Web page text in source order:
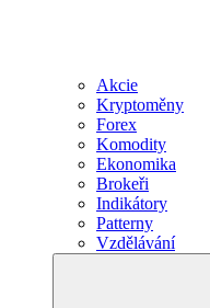
Akcie
Kryptoměny
Forex
Komodity
Ekonomika
Brokeři
Indikátory
Patterny
Vzdělávání